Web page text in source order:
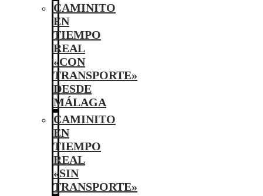
CAMINITO
EN
TIEMPO
REAL
«CON
TRANSPORTE»
DESDE
MÁLAGA
CAMINITO
EN
TIEMPO
REAL
«SIN
TRANSPORTE»